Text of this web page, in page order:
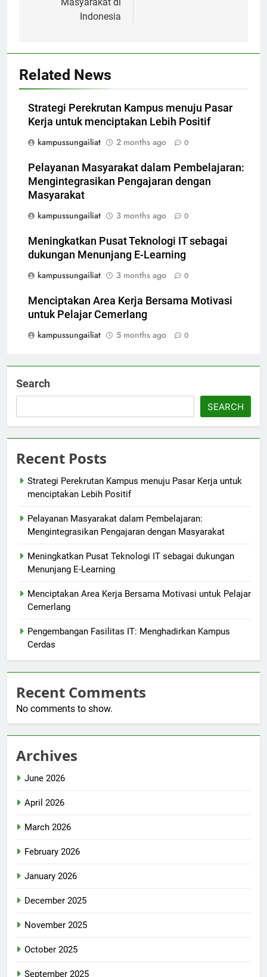
Indonesia
Related News
Strategi Perekrutan Kampus menuju Pasar
Kerja untuk menciptakan Lebih Positif
kampussungailiat
2 months ago 0
Pelayanan Masyarakat dalam Pembelajaran:
Mengintegrasikan Pengajaran dengan
Masyarakat
kampussungailiat
3 months ago 0
Meningkatkan Pusat Teknologi IT sebagai
dukungan Menunjang E-Learning
kampussungailiat
3 months ago 0
Menciptakan Area Kerja Bersama Motivasi
untuk Pelajar Cemerlang
kampussungailiat
5 months ago 0
Search
SEARCH
Recent Posts
Strategi Perekrutan Kampus menuju Pasar Kerja untuk
menciptakan Lebih Positif
Pelayanan Masyarakat dalam Pembelajaran:
Mengintegrasikan Pengajaran dengan Masyarakat
Meningkatkan Pusat Teknologi IT sebagai dukungan
Menunjang E-Learning
Menciptakan Area Kerja Bersama Motivasi untuk Pelajar
Cemerlang
Pengembangan Fasilitas IT: Menghadirkan Kampus
Cerdas
Recent Comments
No comments to show.
Archives
June 2026
April 2026
March 2026
February 2026
January 2026
December 2025
November 2025
October 2025
September 2025